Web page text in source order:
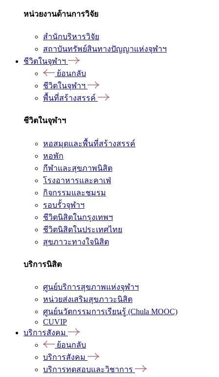
หน่วยงานด้านการวิจัย
สำนักบริหารวิจัย
สถาบันทรัพย์สินทางปัญญาแห่งจุฬาฯ
ชีวิตในจุฬาฯ
ย้อนกลับ
ชีวิตในจุฬาฯ
พื้นที่สร้างสรรค์
ชีวิตในจุฬาฯ
หอสมุดและพื้นที่สร้างสรรค์
หอพัก
กีฬาและสุขภาพนิสิต
โรงอาหารและคาเฟ่
กิจกรรมและชมรม
รอบรั้วจุฬาฯ
ชีวิตนิสิตในกรุงเทพฯ
ชีวิตนิสิตในประเทศไทย
สุขภาวะทางใจนิสิต
บริการนิสิต
ศูนย์บริการสุขภาพแห่งจุฬาฯ
หน่วยส่งเสริมสุขภาวะนิสิต
ศูนย์นวัตกรรมการเรียนรู้ (Chula MOOC)
CUVIP
บริการสังคม
ย้อนกลับ
บริการสังคม
บริการทดสอบและวิชาการ